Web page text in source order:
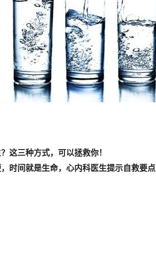
这三种方式，可以拯救你！
时间就是生命，心内科医生提示自救要点